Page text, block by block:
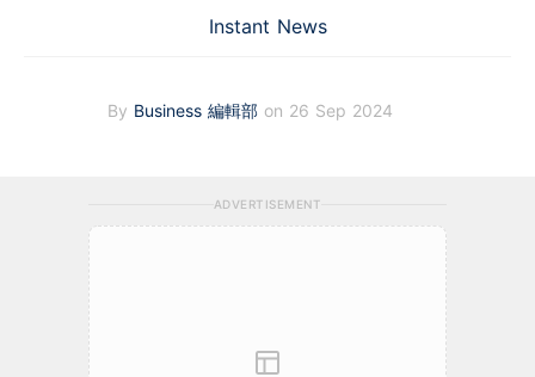
Instant News
By Business 編輯部 on 26 Sep 2024
ADVERTISEMENT